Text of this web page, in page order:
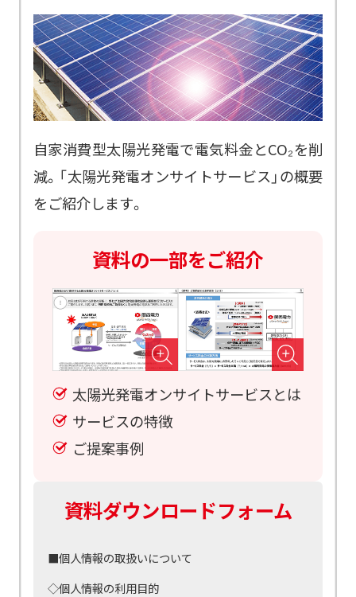
自家消費型太陽光発電で電気料金とCO₂を削
減。「太陽光発電オンサイトサービス」の概要
をご紹介します。
資料の一部をご紹介
太陽光発電オンサイトサービスとは
サービスの特徴
ご提案事例
資料ダウンロードフォーム
■個人情報の取扱いについて
◇個人情報の利用目的